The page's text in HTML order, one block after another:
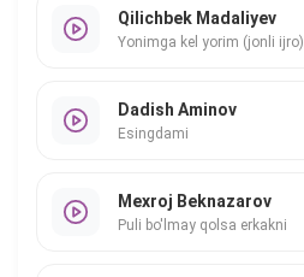
Qilichbek Madaliyev
Yonimga kel yorim (jonli ijro)
Dadish Aminov
Esingdami
Mexroj Beknazarov
Puli bo'lmay qolsa erkakni